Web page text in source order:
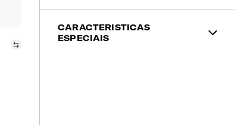
Menina
< 100€
CARACTERISTICAS
ESPECIAIS